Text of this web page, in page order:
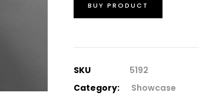
BUY PRODUCT
SKU
5192
Category:
Showcase